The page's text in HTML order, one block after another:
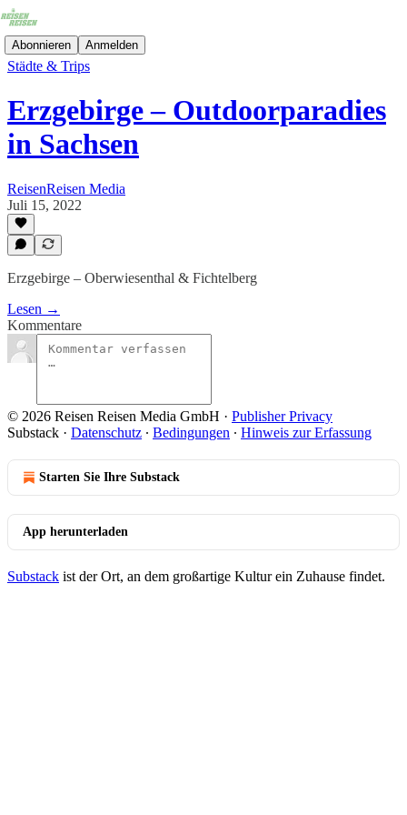
Abonnieren Anmelden
Städte & Trips
Erzgebirge – Outdoorparadies
in Sachsen
ReisenReisen Media
Juli 15, 2022
Erzgebirge – Oberwiesenthal & Fichtelberg
Lesen →
Kommentare
© 2026 Reisen Reisen Media GmbH · Publisher Privacy
Substack · Datenschutz ∙ Bedingungen ∙ Hinweis zur Erfassung
Starten Sie Ihre Substack
App herunterladen
Substack ist der Ort, an dem großartige Kultur ein Zuhause findet.